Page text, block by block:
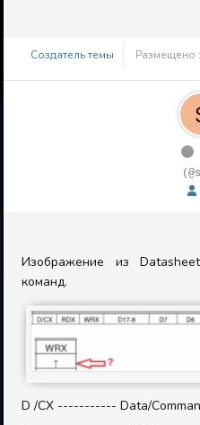
Создатель темы Размещено
Изображение из
команд.
D /CX ----------- Data/